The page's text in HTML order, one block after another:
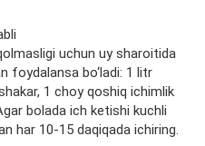
uchun uy sharoitida
foydalansa bo‘ladi: 1 litr
1 choy qoshiq ichimlik
bolada ich ketishi kuchli
har 10-15 daqiqada ichiring.